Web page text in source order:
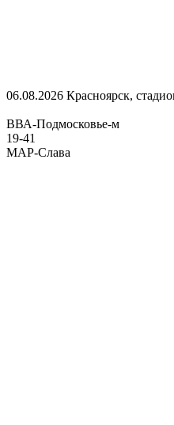
06.08.2026 Красноярск,
ВВА-Подмосковье-м
19-41
МАР-Слава